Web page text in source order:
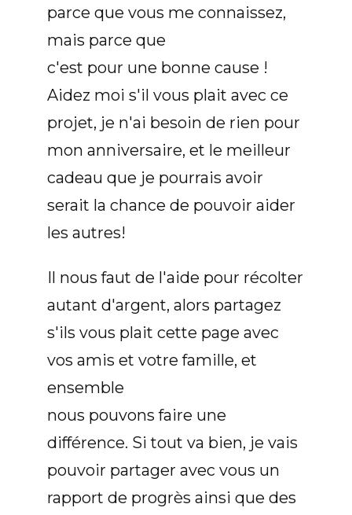
parce que vous me connaissez,
mais parce que
c'est pour une bonne cause !
Aidez moi s'il vous plait avec ce
projet, je n'ai besoin de rien pour
mon anniversaire, et le meilleur
cadeau que je pourrais avoir
serait la chance de pouvoir aider
les autres!
Il nous faut de l'aide pour récolter
autant d'argent, alors partagez
s'ils vous plait cette page avec
vos amis et votre famille, et
ensemble
nous pouvons faire une
différence. Si tout va bien, je vais
pouvoir partager avec vous un
rapport de progrès ainsi que des